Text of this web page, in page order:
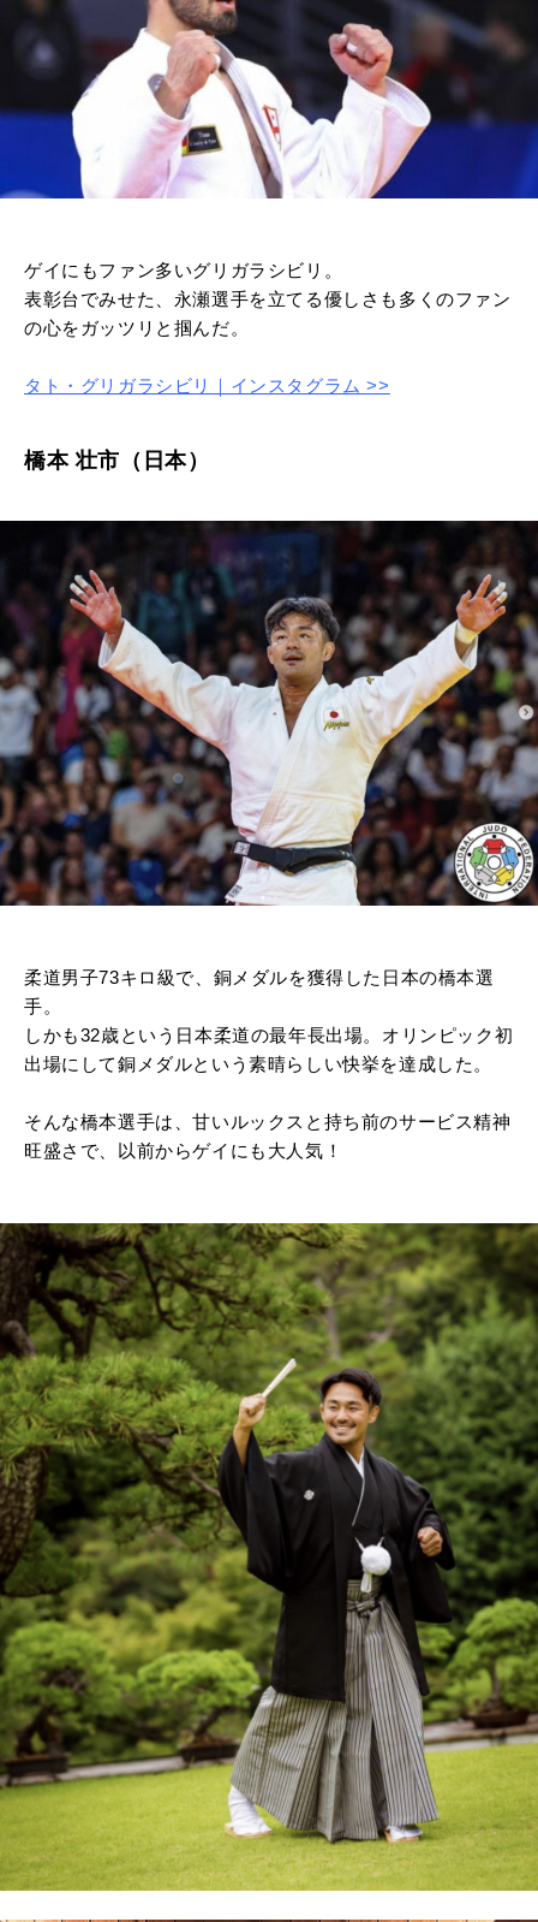
ゲイにもファン多いグリガラシビリ。
表彰台でみせた、永瀬選手を立てる優しさも多くのファン
の心をガッツリと掴んだ。
タト・グリガラシビリ｜インスタグラム >>
橋本 壮市（日本）
柔道男子73キロ級で、銅メダルを獲得した日本の橋本選
手。
しかも32歳という日本柔道の最年長出場。オリンピック初
出場にして銅メダルという素晴らしい快挙を達成した。
そんな橋本選手は、甘いルックスと持ち前のサービス精神
旺盛さで、以前からゲイにも大人気！